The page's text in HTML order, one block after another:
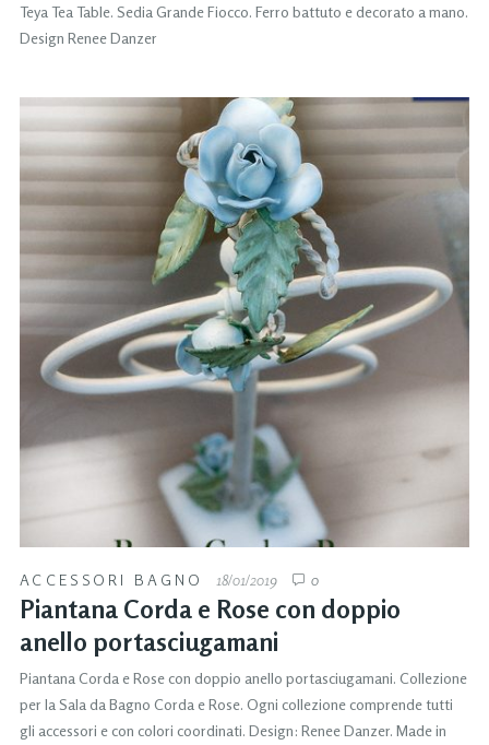
Teya Tea Table. Sedia Grande Fiocco. Ferro battuto e decorato a mano.
Design Renee Danzer
ACCESSORI BAGNO 18/01/2019 0
Piantana Corda e Rose con doppio
anello portasciugamani
Piantana Corda e Rose con doppio anello portasciugamani. Collezione
per la Sala da Bagno Corda e Rose. Ogni collezione comprende tutti
gli accessori e con colori coordinati. Design: Renee Danzer. Made in